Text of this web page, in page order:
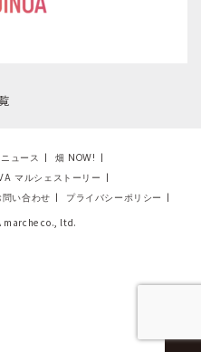
ュース | 畑 NOW! |
マルシェストーリー |
問い合わせ | プライバシーポリシー |
marche co., ltd.